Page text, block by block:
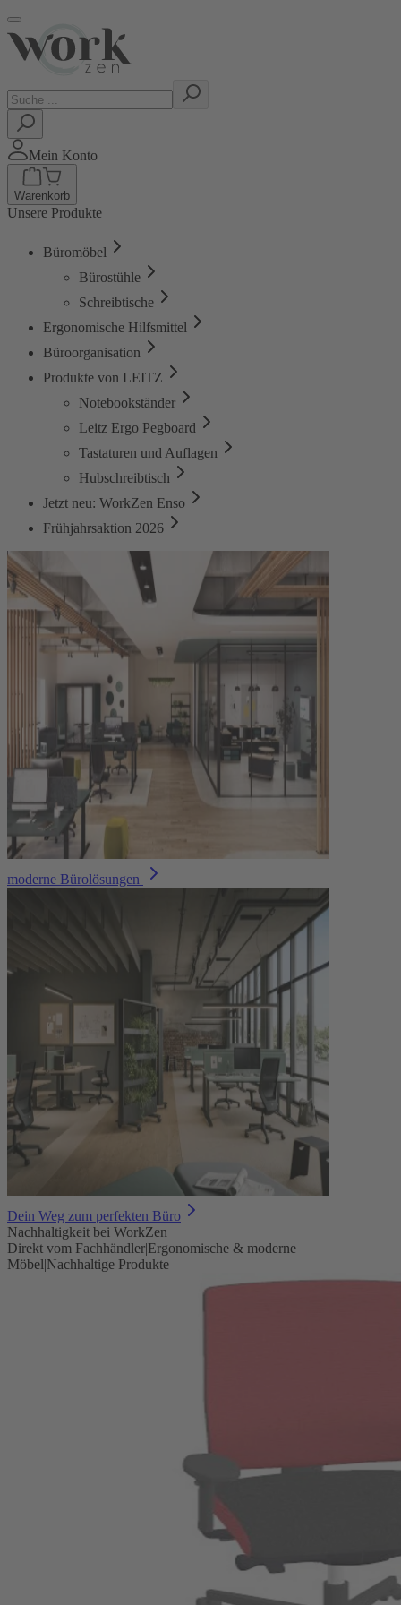
Mein Konto
Warenkorb
Unsere Produkte
Büromöbel
Bürostühle
Schreibtische
Ergonomische Hilfsmittel
Büroorganisation
Produkte von LEITZ
Notebookständer
Leitz Ergo Pegboard
Tastaturen und Auflagen
Hubschreibtisch
Jetzt neu: WorkZen Enso
Frühjahrsaktion 2026
moderne Bürolösungen
Dein Weg zum perfekten Büro
Nachhaltigkeit bei WorkZen
Direkt vom Fachhändler|Ergonomische & moderne
Möbel|Nachhaltige Produkte